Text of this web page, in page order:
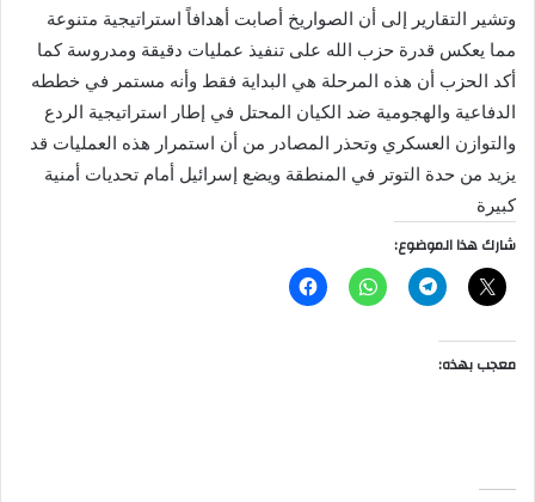
وتشير التقارير إلى أن الصواريخ أصابت أهدافاً استراتيجية متنوعة
مما يعكس قدرة حزب الله على تنفيذ عمليات دقيقة ومدروسة كما
أكد الحزب أن هذه المرحلة هي البداية فقط وأنه مستمر في خططه
الدفاعية والهجومية ضد الكيان المحتل في إطار استراتيجية الردع
والتوازن العسكري وتحذر المصادر من أن استمرار هذه العمليات قد
يزيد من حدة التوتر في المنطقة ويضع إسرائيل أمام تحديات أمنية
كبيرة
شارك هذا الموضوع:
معجب بهذه: